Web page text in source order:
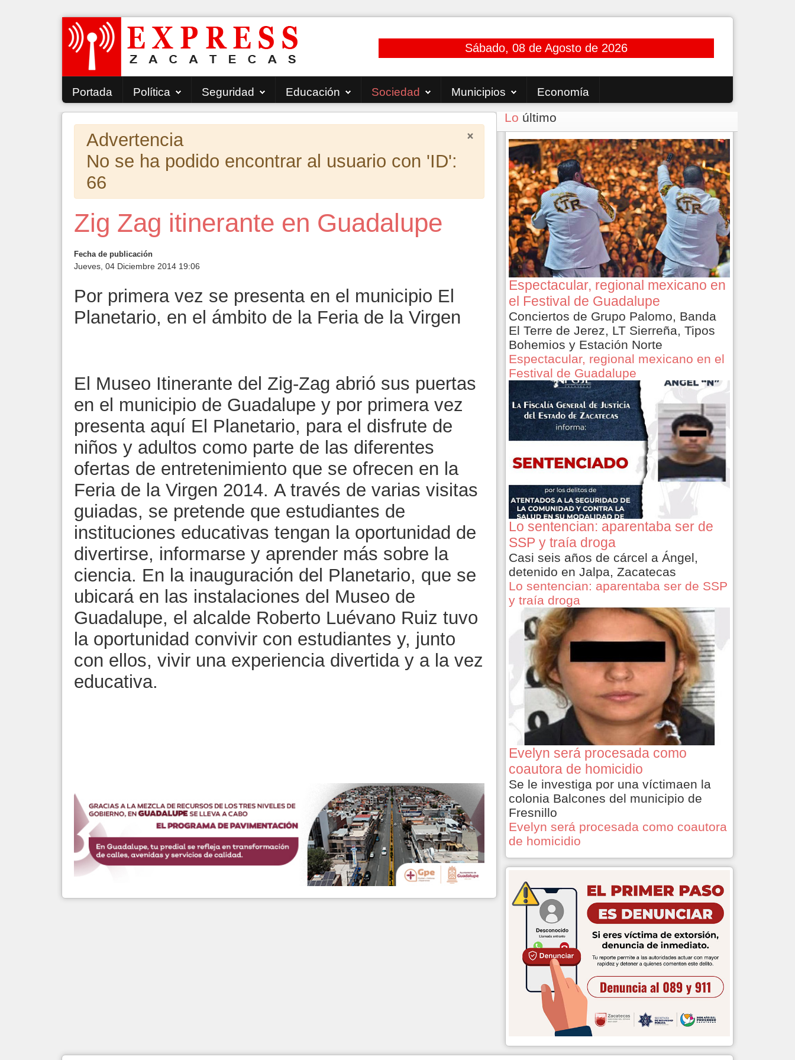
Sábado, 08 de Agosto de 2026
Portada Política Seguridad Educación Sociedad Municipios Economía
×
Advertencia
No se ha podido encontrar al usuario con 'ID':
66
Zig Zag itinerante en Guadalupe
Fecha de publicación
Jueves, 04 Diciembre 2014 19:06
Por primera vez se presenta en el municipio El
Planetario, en el ámbito de la Feria de la Virgen
El Museo Itinerante del Zig-Zag abrió sus puertas
en el municipio de Guadalupe y por primera vez
presenta aquí El Planetario, para el disfrute de
niños y adultos como parte de las diferentes
ofertas de entretenimiento que se ofrecen en la
Feria de la Virgen 2014. A través de varias visitas
guiadas, se pretende que estudiantes de
instituciones educativas tengan la oportunidad de
divertirse, informarse y aprender más sobre la
ciencia. En la inauguración del Planetario, que se
ubicará en las instalaciones del Museo de
Guadalupe, el alcalde Roberto Luévano Ruiz tuvo
la oportunidad convivir con estudiantes y, junto
con ellos, vivir una experiencia divertida y a la vez
educativa.
Lo último
Espectacular, regional mexicano en
el Festival de Guadalupe
Conciertos de Grupo Palomo, Banda
El Terre de Jerez, LT Sierreña, Tipos
Bohemios y Estación Norte
Espectacular, regional mexicano en el
Festival de Guadalupe
Lo sentencian: aparentaba ser de
SSP y traía droga
Casi seis años de cárcel a Ángel,
detenido en Jalpa, Zacatecas
Lo sentencian: aparentaba ser de SSP
y traía droga
Evelyn será procesada como
coautora de homicidio
Se le investiga por una víctimaen la
colonia Balcones del municipio de
Fresnillo
Evelyn será procesada como coautora
de homicidio